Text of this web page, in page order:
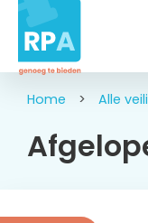
Home > Alle